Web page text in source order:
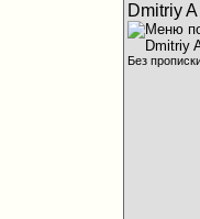
Dmitriy A
Без